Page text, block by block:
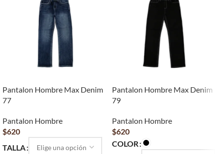
Pantalon Hombre Max Denim
77
Pantalon Hombre
$620
TALLA
Pantalon Hombre Max Denim
79
Pantalon Hombre
$620
COLOR